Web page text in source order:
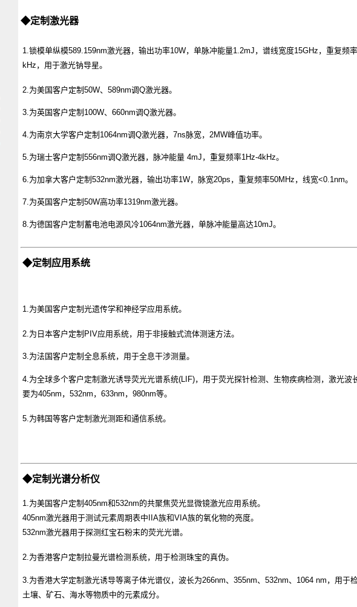
◆定制激光器
1.锁模单纵模589.159nm激光器，输出功率10W，单脉冲能量1.2mJ，谱线宽度15GHz，重复频率
kHz，用于激光钠导星。
2.为美国客户定制50W、589nm调Q激光器。
3.为英国客户定制100W、660nm调Q激光器。
4.为南京大学客户定制1064nm调Q激光器，7ns脉宽，2MW峰值功率。
5.为瑞士客户定制556nm调Q激光器，脉冲能量 4mJ，重复频率1Hz-4kHz。
6.为加拿大客户定制532nm激光器，输出功率1W，脉宽20ps，重复频率50MHz，线宽<0.1nm。
7.为英国客户定制50W高功率1319nm激光器。
8.为德国客户定制蓄电池电源风冷1064nm激光器，单脉冲能量高达10mJ。
◆定制应用系统
1.为美国客户定制光遗传学和神经学应用系统。
2.为日本客户定制PIV应用系统，用于非接触式流体测速方法。
3.为法国客户定制全息系统，用于全息干涉测量。
4.为全球多个客户定制激光诱导荧光光谱系统(LIF)，用于荧光探针检测、生物疾病检测，激光波
要为405nm，532nm，633nm，980nm等。
5.为韩国等客户定制激光测距和通信系统。
◆定制光谱分析仪
1.为美国客户定制405nm和532nm的共聚焦荧光显微镜激光应用系统。
405nm激光器用于测试元素周期表中IIA族和VIA族的氧化物的亮度。
532nm激光器用于探测红宝石粉末的荧光光谱。
2.为香港客户定制拉曼光谱检测系统，用于检测珠宝的真伪。
3.为香港大学定制激光诱导等离子体光谱仪，波长为266nm、355nm、532nm、1064 nm，用于
土壤、矿石、海水等物质中的元素成分。